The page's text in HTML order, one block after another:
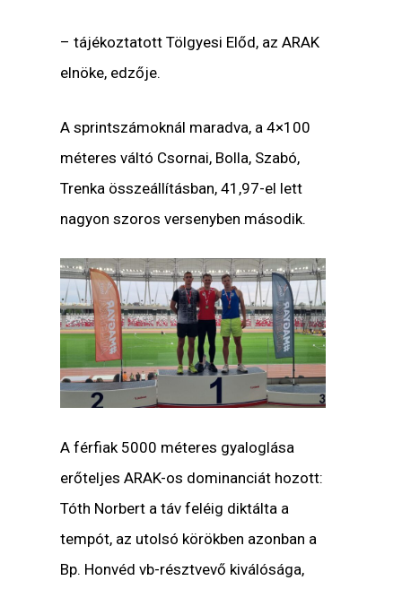
– tájékoztatott Tölgyesi Előd, az ARAK
elnöke, edzője.
A sprintszámoknál maradva, a 4×100
méteres váltó Csornai, Bolla, Szabó,
Trenka összeállításban, 41,97-el lett
nagyon szoros versenyben második.
A férfiak 5000 méteres gyaloglása
erőteljes ARAK-os dominanciát hozott:
Tóth Norbert a táv feléig diktálta a
tempót, az utolsó körökben azonban a
Bp. Honvéd vb-résztvevő kiválósága,